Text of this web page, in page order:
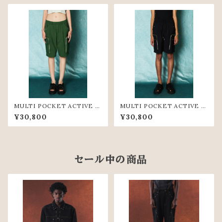
MULTI POCKET ACTIVE S
HORT PANTS(GRN)
¥30,800
MULTI POCKET ACTIVE S
HORT PANTS(BLK)
¥30,800
セール中の商品